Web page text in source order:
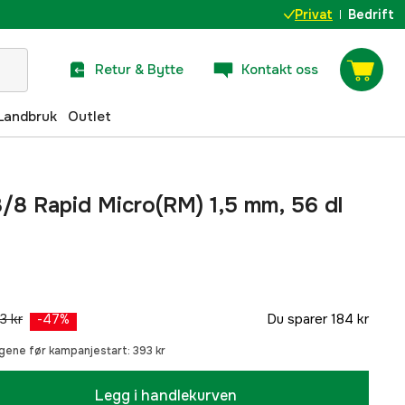
Privat Bedrift
Retur & Bytte Kontakt oss
Outlet
Rapid Micro(RM) 1,5 mm, 56 dl
kr -47% Du sparer 184 kr
før kampanjestart: 393 kr
Legg i handlekurven